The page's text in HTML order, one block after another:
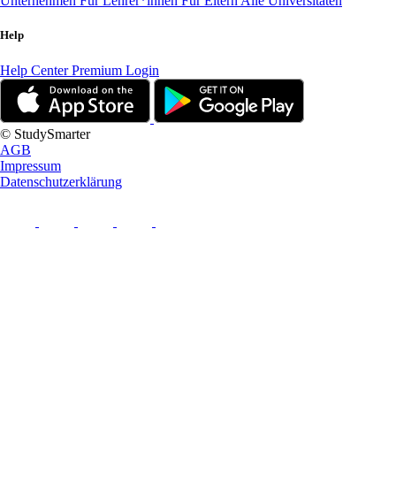
Help
Help CenterPremium Login
© StudySmarter
AGB
Impressum
Datenschutzerklärung